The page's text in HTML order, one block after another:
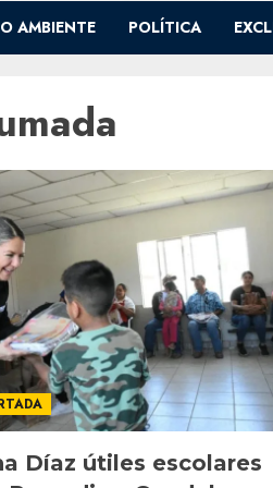
AMBIENTE POLÍTICA
Díaz útiles escolares